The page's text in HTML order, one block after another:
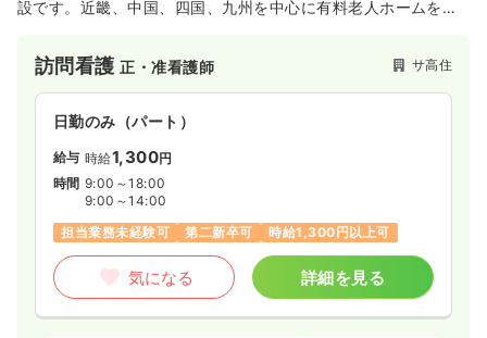
設です。近畿、中国、四国、九州を中心に有料老人ホームを持
訪問看護正・准看護師 サ高住
日勤のみ（パート）
給与 時給1,300円
時間 9:00～18:00
9:00～14:00
担当業務未経験可
第二新卒可 時給1,300円以上可
気になる 詳細を見る